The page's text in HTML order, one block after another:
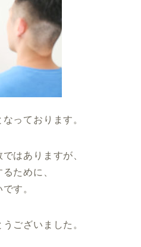
っております。
はありますが、
ために、
す。
ございました。